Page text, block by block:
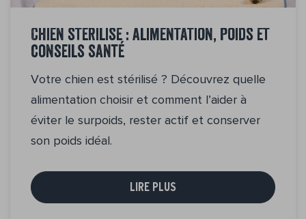
Chien stérilisé : alimentation, poids et
conseils santé
Votre chien est stérilisé ? Découvrez quelle
alimentation choisir et comment l’aider à
éviter le surpoids, rester actif et conserver
son poids idéal.
LIRE PLUS